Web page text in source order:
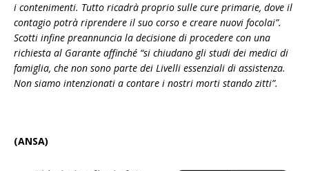
i contenimenti. Tutto ricadrà proprio sulle cure primarie, dove il
contagio potrà riprendere il suo corso e creare nuovi focolai”.
Scotti infine preannuncia la decisione di procedere con una
richiesta al Garante affinché “si chiudano gli studi dei medici di
famiglia, che non sono parte dei Livelli essenziali di assistenza.
Non siamo intenzionati a contare i nostri morti stando zitti”.
(ANSA)